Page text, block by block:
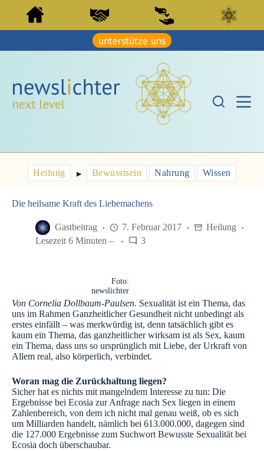
m
n
l
t
s
g
unterstütze uns
Heilung ▶︎ Bewusstsein Nahrung Wissen
Die heilsame Kraft des Liebemachens
Gastbeitrag 7. Februar 2017
Heilung
Lesezeit 6 Minuten –
3
Foto:
newslichter
Von Cornelia Dollbaum-Paulsen. Sexualität ist ein Thema, das
uns im Rahmen Ganzheitlicher Gesundheit nicht unbedingt als
erstes einfällt – was merkwürdig ist, denn tatsächlich gibt es
kaum ein Thema, das ganzheitlicher wirksam ist als Sex, kaum
ein Thema, dass uns so ursprünglich mit Liebe, der Urkraft von
Allem real, also körperlich, verbindet.
Woran mag die Zurückhaltung liegen?
Sicher hat es nichts mit mangelndem Interesse zu tun: Die
Ergebnisse bei Ecosia zur Anfrage nach Sex liegen in einem
Zahlenbereich, von dem ich nicht mal genau weiß, ob es sich
um Milliarden handelt, nämlich bei 613.000.000, dagegen sind
die 127.000 Ergebnisse zum Suchwort Bewusste Sexualität bei
Ecosia doch überschaubar.